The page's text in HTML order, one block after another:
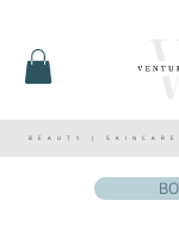
BEAUTY |